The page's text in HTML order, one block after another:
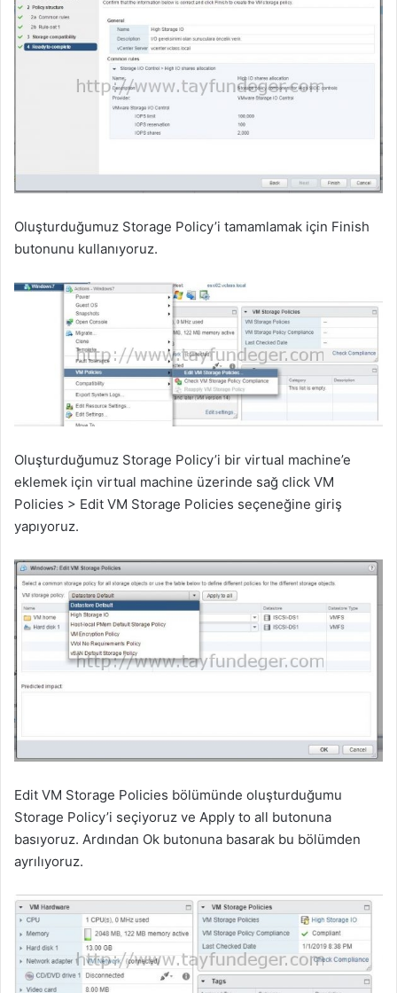
Oluşturduğumuz Storage Policy’i tamamlamak için Finish
butonunu kullanıyoruz.
Oluşturduğumuz Storage Policy’i bir virtual machine’e
eklemek için virtual machine üzerinde sağ click VM
Policies > Edit VM Storage Policies seçeneğine giriş
yapıyoruz.
Edit VM Storage Policies bölümünde oluşturduğumu
Storage Policy’i seçiyoruz ve Apply to all butonuna
basıyoruz. Ardından Ok butonuna basarak bu bölümden
ayrılıyoruz.